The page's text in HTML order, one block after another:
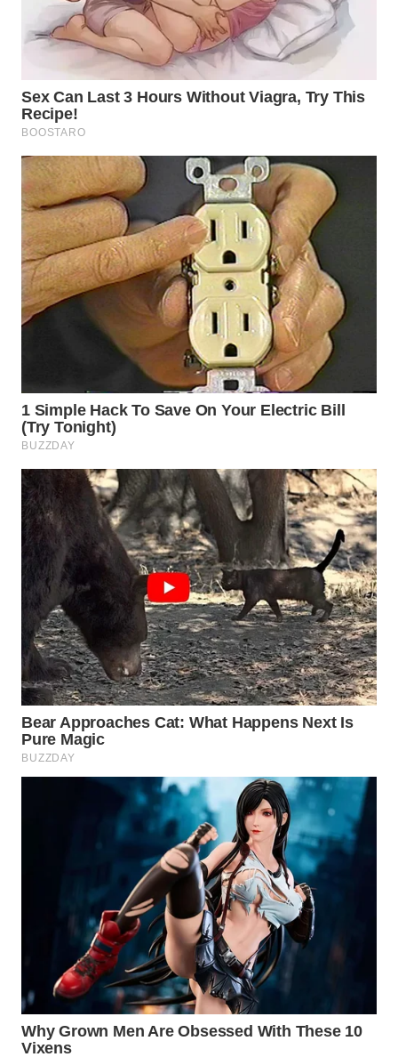
WN
MAJALENGKA
WN
SUBANG
WN
SUKABUMI
WN
PURWAKARTA
WN
PRIANGAN
SEMARANG
WN
SOLO
BOROBUDUR
WN
MADURA
WN
SURABAYA
WN
NATUNA
WN
LIKUPANG
WN
LABUANBAJO
WN
BORNEO